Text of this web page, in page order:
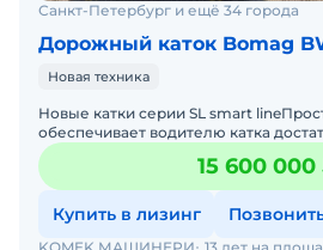
Санкт-Петербург и ещё 34 города
Дорожный каток Bomag
Новая техника
Новые катки серии SL smart
обеспечивает водителю катка
пространство для ног. Благодаря
15 600 000
Купить в лизинг